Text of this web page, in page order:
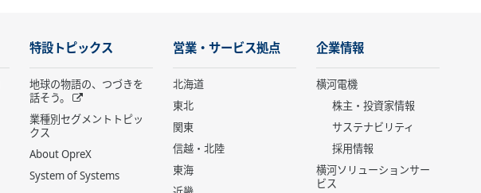
特設トピックス
地球の物語の、つづきを
話そう。
業種別セグメントトピッ
クス
About OpreX
System of Systems
営業・サービス拠点
北海道
東北
関東
信越・北陸
東海
企業情報
横河電機
株主・投資家情報
サステナビリティ
採用情報
横河ソリューションサー
ビス